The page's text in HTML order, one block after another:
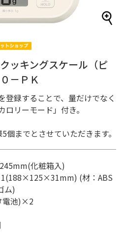
ッキングスケール（ピ
－ＰＫ
登録することで、量だけでなく
リーモード」付き。
までとさせていただきます。
化粧箱入)
(材：ABS
ム)
電池)×2